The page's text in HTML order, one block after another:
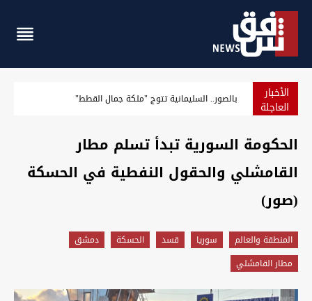
الأخبار
العاجلة بالصور.. السليمانية تتوج "ملكة جمال القطط"
الحكومة السورية تبدأ تسلم مطار
القامشلي والحقول النفطية في الحسكة
(صور)
المنطقة والعالم سوريا قسد الحسكة
دمشق
مطار القامشلي